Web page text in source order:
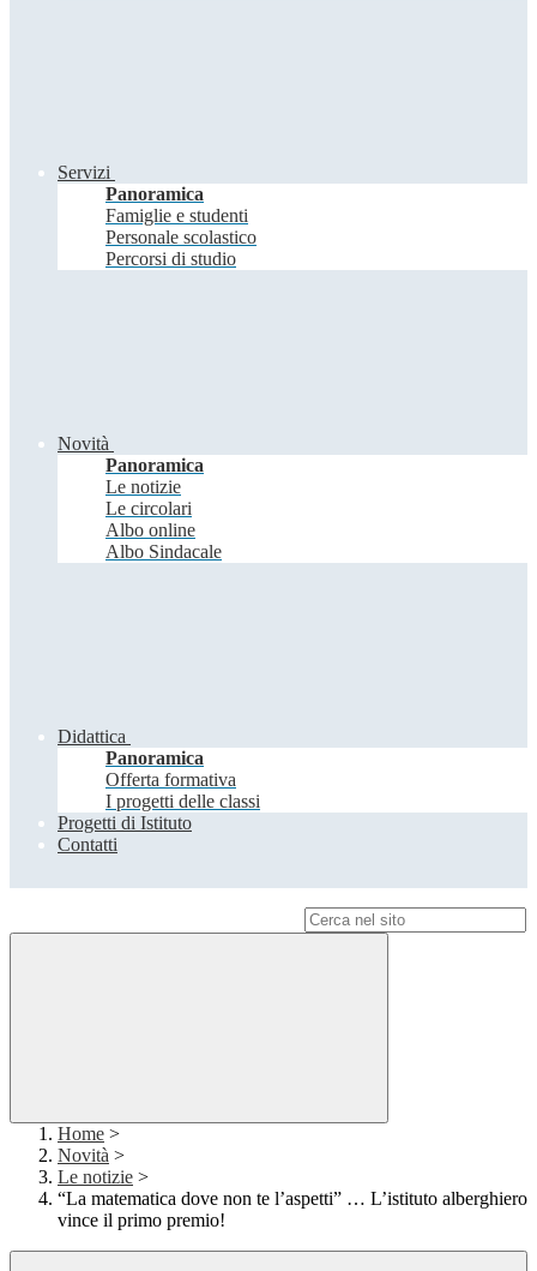
Servizi
Panoramica
Famiglie e studenti
Personale scolastico
Percorsi di studio
Novità
Panoramica
Le notizie
Le circolari
Albo online
Albo Sindacale
Didattica
Panoramica
Offerta formativa
I progetti delle classi
Progetti di Istituto
Contatti
Home >
Novità >
Le notizie >
“La matematica dove non te l’aspetti” … L’istituto alberghiero
vince il primo premio!